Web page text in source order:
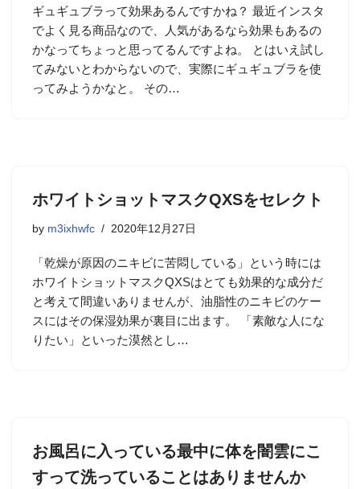
ギュギュブラって効果あるんですかね？ 最近インスタ
でよく見る商品なので、人気があるなら効果もあるの
かなってちょっと思ってるんですよね。 とはいえ試し
てみないとわからないので、実際にギュギュブラを使
ってみようかなと。 その…
ホワイトショットマスクQXSをセレクト
by m3ixhwfc 2020年12月27日
「乾燥が原因のニキビに苦悶している」という時には
ホワイトショットマスクQXSはとても効果的な成分だ
と考えて間違いありませんが、油脂性のニキビのケー
スにはその保湿効果が裏目に出ます。 「素敵な人にな
りたい」といった漠然とし…
お風呂に入っている最中に体を闇雲にこ
すって洗っていることはありませんか